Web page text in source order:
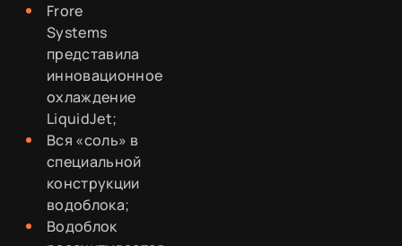
Frore
Systems
представила
инновационное
охлаждение
LiquidJet;
Вся «соль» в
специальной
конструкции
водоблока;
Водоблок